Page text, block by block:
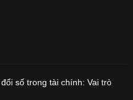
số trong tài chính: Vai trò